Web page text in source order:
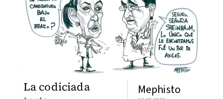
La codiciada
Mephisto